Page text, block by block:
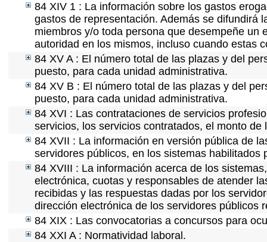
84 XIV 1 : La información sobre los gastos
gastos de representación. Además se difundirá
miembros y/o toda persona que desempeñe
autoridad en los mismos, incluso cuando estas
84 XV A : El número total de las plazas y del
puesto, para cada unidad administrativa.
84 XV B : El número total de las plazas y del
puesto, para cada unidad administrativa.
84 XVI : Las contrataciones de servicios
servicios, los servicios contratados, el monto
84 XVII : La información en versión pública de
servidores públicos, en los sistemas habilitados
84 XVIII : La información acerca de los
electrónica, cuotas y responsables de atender
recibidas y las respuestas dadas por los
dirección electrónica de los servidores públicos
84 XIX : Las convocatorias a concursos para
84 XXI A : Normatividad laboral.